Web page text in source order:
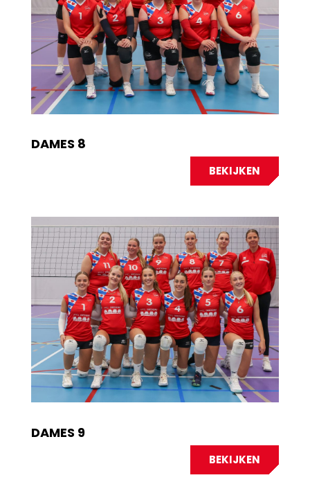
DAMES 8
BEKIJKEN
DAMES 9
BEKIJKEN